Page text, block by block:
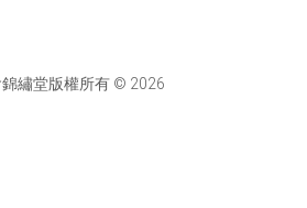
繡堂版權所有 © 2026